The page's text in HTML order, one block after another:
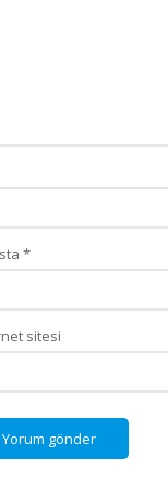
*
sitesi